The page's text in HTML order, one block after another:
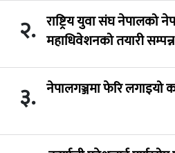
२. राष्ट्रिय युवा संघ नेपालको
महाधिवेशनको तयारी सम्पन्न
३. नेपालगञ्जमा फेरि लगाइयो